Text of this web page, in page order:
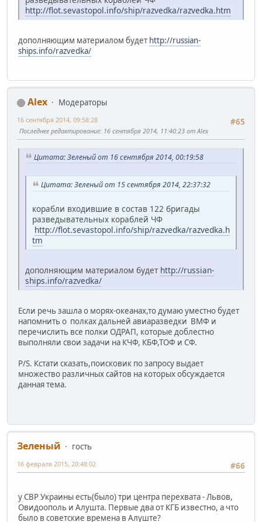
http://flot.sevastopol.info/ship/razvedka/razvedka.htm
дополняющим материалом будет http://russian-
ships.info/razvedka/
Alex
Модераторы
#65
16 сентября 2014, 09:58:28
Последнее редактирование: 16 сентября 2014, 11:40:23 от Alex
Цитата: Зеленый от 16 сентября 2014, 00:19:58
Цитата: Зеленый от 15 сентября 2014, 22:37:32
корабли входившие в состав 122 бригады
разведывательных кораблей ЧФ
http://flot.sevastopol.info/ship/razvedka/razvedka.h
tm
дополняющим материалом будет http://russian-
ships.info/razvedka/
Если речь зашла о морях-океанах,то думаю уместно будет
напомнить о полках дальней авиаразведки ВМФ и
перечислить все полки ОДРАП, которые доблестно
выполняли свои задачи на КЧФ, КБФ,ТОФ и СФ.
P/S. Кстати сказать,поисковик по запросу выдает
множество различных сайтов на которых обсуждается
данная тема.
Зеленый
гость
#66
16 февраля 2015, 20:48:02
у СВР Украины есть(было) три центра перехвата - Львов,
Овидоополь и Алушта. Первые два от КГБ известно, а что
было в советские времена в Алуште?